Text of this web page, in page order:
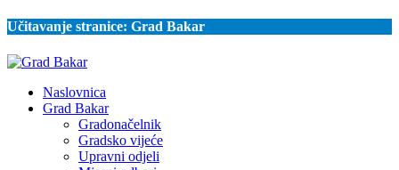
Učitavanje stranice: Grad Bakar
Naslovnica
Grad Bakar
Gradonačelnik
Gradsko vijeće
Upravni odjeli